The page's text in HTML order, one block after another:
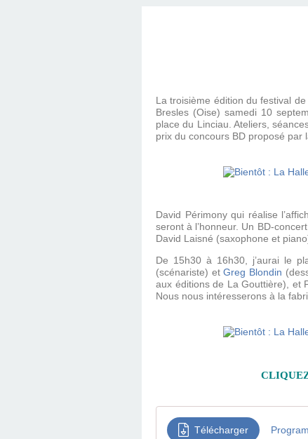
La troisième édition du festival
Bresles (Oise) samedi 10
place du Linciau. Ateliers,
prix du concours BD proposé
David Périmony qui réalise
seront à l’honneur. Un BD-
David Laisné (saxophone et
De 15h30 à 16h30, j’aurai le
(scénariste) etGreg Blondin
aux éditions de La Gouttière), et
Nous nous intéresserons à la
Télécharger